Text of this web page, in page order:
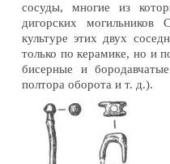
сосуды, многие из
дигорских могильников
культуре этих двух
только по керамике, но и
бисерные и
полтора оборота и т. д.).